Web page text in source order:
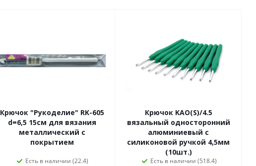
Крючок "Рукоделие" RK-605
d=6,5 15см для вязания
металлический с
покрытием
Есть в наличии (22.4)
Крючок KAO(S)/4.5
вязальный односторонний
алюминиевый с
силиконовой ручкой 4,5мм
(10шт.)
Есть в наличии (518.4)